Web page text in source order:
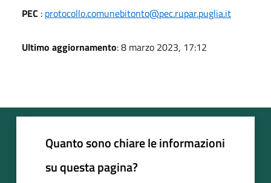
PEC : protocollo.comunebitonto@pec.rupar.puglia.it
Ultimo aggiornamento: 8 marzo 2023, 17:12
Quanto sono chiare le informazioni
su questa pagina?